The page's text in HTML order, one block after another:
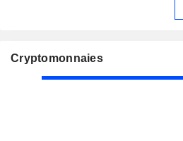
Cryptomonnaies